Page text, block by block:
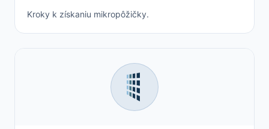
Kroky k získaniu mikropôžičky.